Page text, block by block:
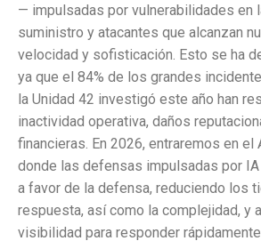
— impulsadas por vulnerabilidades en
suministro y atacantes que alcanzan
velocidad y sofisticación. Esto se ha
ya que el 84% de los grandes
la Unidad 42 investigó este año han
inactividad operativa, daños
financieras. En 2026, entraremos en el
donde las defensas impulsadas por
a favor de la defensa, reduciendo los
respuesta, así como la complejidad, y
visibilidad para responder